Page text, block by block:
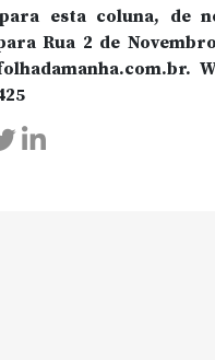
esta coluna, de
Rua 2 de